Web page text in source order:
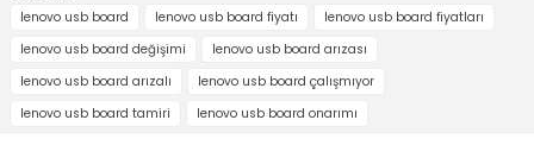
lenovo usb board
lenovo usb board fiyatı
lenovo usb board fiyatları
lenovo usb board değişimi
lenovo usb board arızası
lenovo usb board arızalı
lenovo usb board çalışmıyor
lenovo usb board tamiri
lenovo usb board onarımı